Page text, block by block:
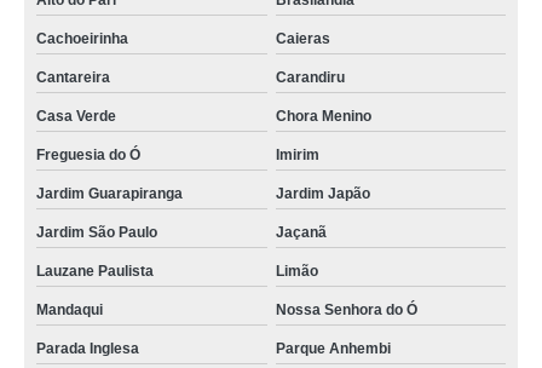
Cachoeirinha Caieras
Cantareira Carandiru
Casa Verde Chora Menino
Freguesia do Ó Imirim
Jardim Guarapiranga Jardim Japão
Jardim São Paulo Jaçanã
Lauzane Paulista Limão
Mandaqui Nossa Senhora do Ó
Parada Inglesa Parque Anhembi